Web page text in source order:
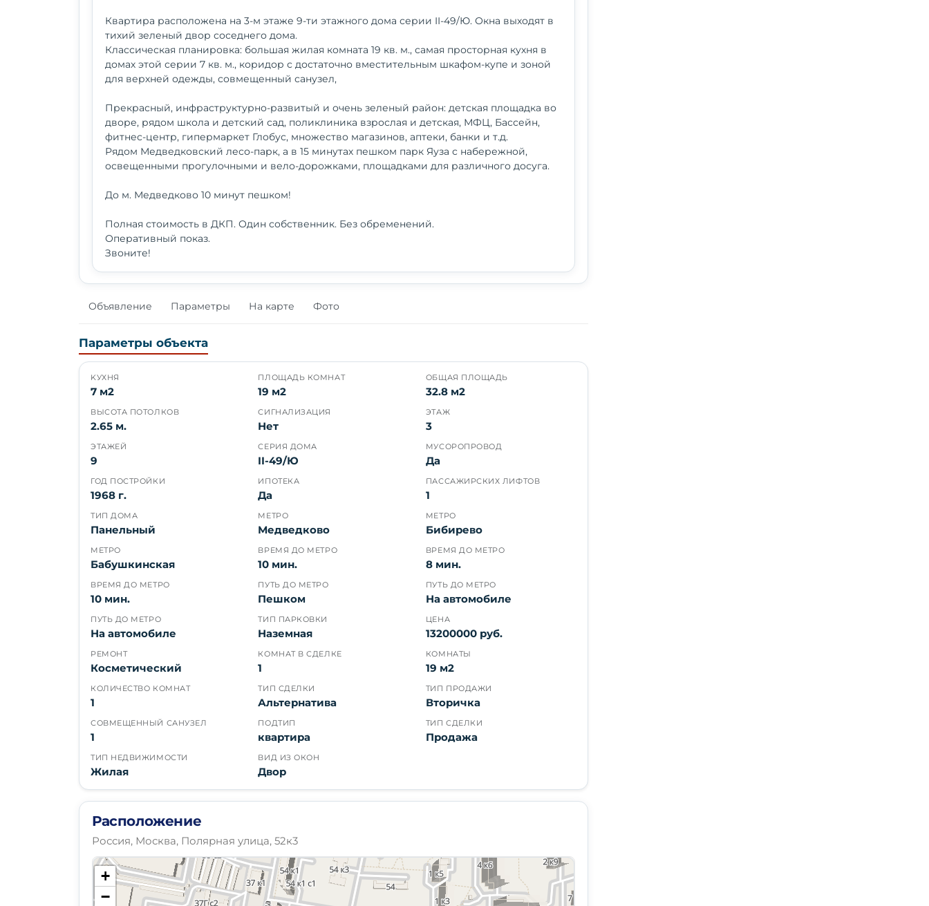
Квартира расположена на 3-м этаже 9-ти этажного дома серии II-49/Ю. Окна выходят в
тихий зеленый двор соседнего дома.
Классическая планировка: большая жилая комната 19 кв. м., самая просторная кухня в
домах этой серии 7 кв. м., коридор с достаточно вместительным шкафом-купе и зоной
для верхней одежды, совмещенный санузел,
Прекрасный, инфраструктурно-развитый и очень зеленый район: детская площадка во
дворе, рядом школа и детский сад, поликлиника взрослая и детская, МФЦ, Бассейн,
фитнес-центр, гипермаркет Глобус, множество магазинов, аптеки, банки и т.д.
Рядом Медведковский лесо-парк, а в 15 минутах пешком парк Яуза с набережной,
освещенными прогулочными и вело-дорожками, площадками для различного досуга.
До м. Медведково 10 минут пешком!
Полная стоимость в ДКП. Один собственник. Без обременений.
Оперативный показ.
Звоните!
Объявление Параметры На карте Фото
Параметры объекта
KУХНЯ
7 м2
ПЛОЩАДЬ КОМНАТ
19 м2
ОБЩАЯ ПЛОЩАДЬ
32.8 м2
ВЫСОТА ПОТОЛКОВ
2.65 м.
СИГНАЛИЗАЦИЯ
Нет
ЭТАЖ
3
ЭТАЖЕЙ
9
СЕРИЯ ДОМА
II-49/Ю
МУСОРОПРОВОД
Да
ГОД ПОСТРОЙКИ
1968 г.
ИПОТЕКА
Да
ПАССАЖИРСКИХ ЛИФТОВ
1
ТИП ДОМА
Панельный
МЕТРО
Медведково
МЕТРО
Бибирево
МЕТРО
Бабушкинская
ВРЕМЯ ДО МЕТРО
10 мин.
ВРЕМЯ ДО МЕТРО
8 мин.
ВРЕМЯ ДО МЕТРО
10 мин.
ПУТЬ ДО МЕТРО
Пешком
ПУТЬ ДО МЕТРО
На автомобиле
ПУТЬ ДО МЕТРО
На автомобиле
ТИП ПАРКОВКИ
Наземная
ЦЕНА
13200000 руб.
РЕМОНТ
Косметический
КОМНАТ В СДЕЛКЕ
1
КОМНАТЫ
19 м2
КОЛИЧЕСТВО КОМНАТ
1
ТИП СДЕЛКИ
Альтернатива
ТИП ПРОДАЖИ
Вторичка
СОВМЕЩЕННЫЙ САНУЗЕЛ
1
ПОДТИП
квартира
ТИП СДЕЛКИ
Продажа
ТИП НЕДВИЖИМОСТИ
Жилая
ВИД ИЗ ОКОН
Двор
Расположение
Россия, Москва, Полярная улица, 52к3
+
−